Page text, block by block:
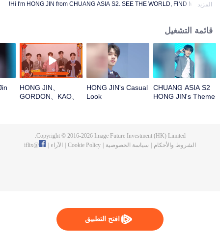
افتح التطبيق
Hi I'm HONG JIN from CHUANG ASIA S2. SEE THE WORLD, FIND MYSELF!
المزيد
قائمة التشغيل
CHUANG ASIA S2
HONG JIN's Theme
HONG JIN's Casual
Look
HONG JIN、
GORDON、KAO、
Let's witness the
luck together!
Copyright © 2016-2026Image Future Investment (HK) Limited.
الشروط والأحكام
سياسة الخصوصية Cookie Policy الآراء @
iflix